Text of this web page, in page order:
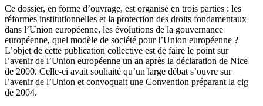
Ce dossier, en forme d’ouvrage, est organisé en trois parties : les
réformes institutionnelles et la protection des droits fondamentaux
dans l’Union européenne, les évolutions de la gouvernance
européenne, quel modèle de société pour l’Union européenne ?
L’objet de cette publication collective est de faire le point sur
l’avenir de l’Union européenne un an après la déclaration de Nice
de 2000. Celle-ci avait souhaité qu’un large débat s’ouvre sur
l’avenir de l’Union et convoquait une Convention préparant la cig
de 2004.